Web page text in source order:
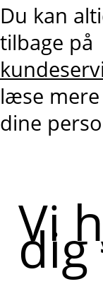
Du kan
tilbage på
læse
dine
Vi